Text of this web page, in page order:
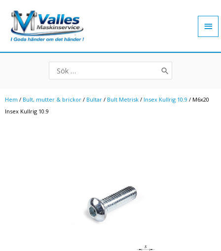
innehåll
Search
for:
Hem / Bult, mutter & brickor / Bultar / Bult Metrisk / Insex Kullrig 10.9 / M6x20
Insex Kullrig 10.9